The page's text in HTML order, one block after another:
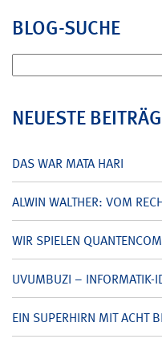
BLOG-SUCHE
nach:
NEUESTE
DAS WAR MATA HARI
ALWIN WALTHER: VOM
WIR SPIELEN
UVUMBUZI – INFORMATIK-
EIN SUPERHIRN MIT ACHT